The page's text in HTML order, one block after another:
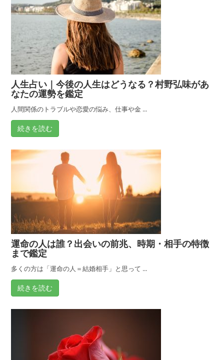
人生占い｜今後の人生はどうなる？村野弘味があ
なたの運勢を鑑定
人間関係のトラブルや恋愛の悩み、仕事や金 ...
続きを読む
運命の人は誰？出会いの前兆、時期・相手の特徴
まで鑑定
多くの方は「運命の人＝結婚相手」と思って ...
続きを読む